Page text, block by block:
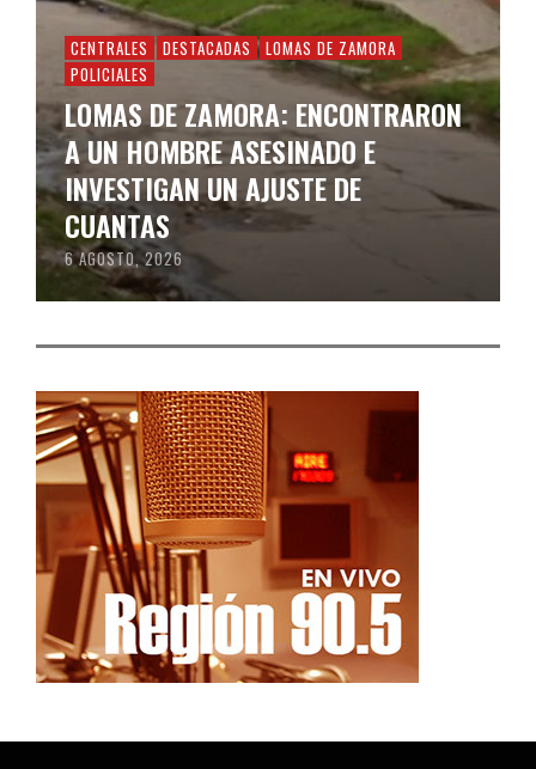
CENTRALES DESTACADAS
LOMAS DE ZAMORA
POLICIALES
LOMAS DE ZAMORA: ENCONTRARON
A UN HOMBRE ASESINADO E
INVESTIGAN UN AJUSTE DE
CUANTAS
6 AGOSTO, 2026